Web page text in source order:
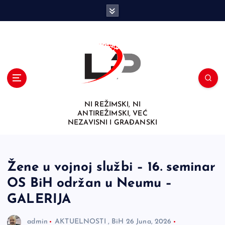
NI REŽIMSKI, NI
ANTIREŽIMSKI, VEĆ
NEZAVISNI I GRAĐANSKI
Žene u vojnoj službi – 16. seminar
OS BiH održan u Neumu –
GALERIJA
admin AKTUELNOSTI , BiH 26 Juna, 2026